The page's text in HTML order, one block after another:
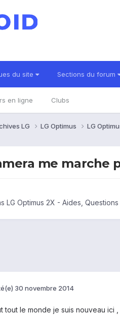
du site Sections du forum
en ligne Clubs
LG LG Optimus LG
me marche
LG Optimus 2X - Aides,
30 novembre 2014
tout le monde je suis nouveau